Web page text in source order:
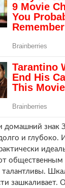
домашний знак
и глубоко.
талантливы.
зашкаливает.